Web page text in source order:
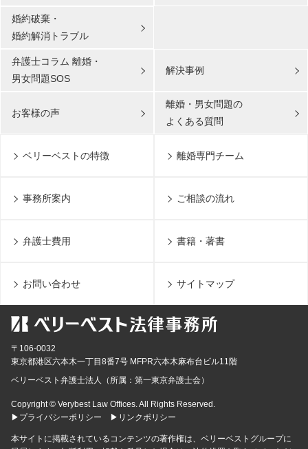
婚約破棄・
婚約解消トラブル
弁護士コラム 離婚・
男女問題SOS
解決事例
お客様の声
離婚・男女問題の
よくある質問
ベリーベストの特徴 離婚専門チーム
事務所案内 ご相談の流れ
弁護士費用 書籍・著書
お問い合わせ サイトマップ
〒106-0032
東京都港区六本木一丁目8番7号 MFPR六本木麻布台ビル11階
ベリーベスト弁護士法人（所属：第一東京弁護士会）
Copyright © Verybest Law Offices. All Rights Reserved.
▶プライバシーポリシー
▶リンクポリシー
本サイトに掲載されているコンテンツの著作権は、ベリーベストグループに